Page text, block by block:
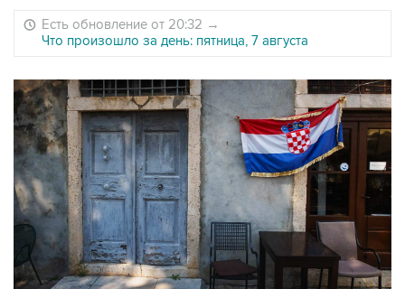
Есть обновление от 20:32 →
Что произошло за день: пятница, 7 августа